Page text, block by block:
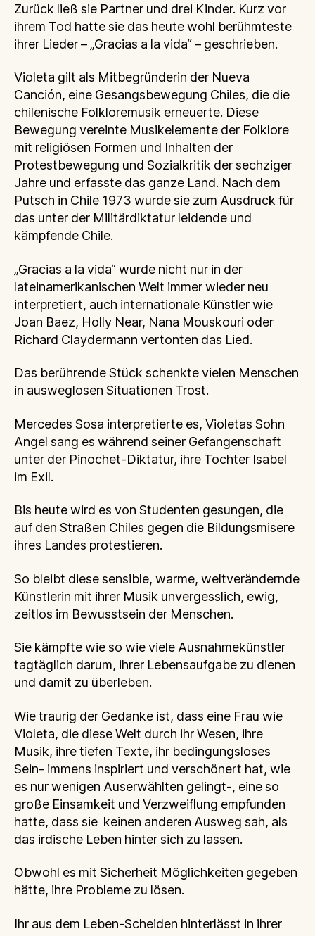
Zurück ließ sie Partner und drei Kinder. Kurz vor
ihrem Tod hatte sie das heute wohl berühmteste
ihrer Lieder – „Gracias a la vida“ – geschrieben.
Violeta gilt als Mitbegründerin der Nueva
Canción, eine Gesangsbewegung Chiles, die die
chilenische Folkloremusik erneuerte. Diese
Bewegung vereinte Musikelemente der Folklore
mit religiösen Formen und Inhalten der
Protestbewegung und Sozialkritik der sechziger
Jahre und erfasste das ganze Land. Nach dem
Putsch in Chile 1973 wurde sie zum Ausdruck für
das unter der Militärdiktatur leidende und
kämpfende Chile.
„Gracias a la vida“ wurde nicht nur in der
lateinamerikanischen Welt immer wieder neu
interpretiert, auch internationale Künstler wie
Joan Baez, Holly Near, Nana Mouskouri oder
Richard Claydermann vertonten das Lied.
Das berührende Stück schenkte vielen Menschen
in ausweglosen Situationen Trost.
Mercedes Sosa interpretierte es, Violetas Sohn
Angel sang es während seiner Gefangenschaft
unter der Pinochet-Diktatur, ihre Tochter Isabel
im Exil.
Bis heute wird es von Studenten gesungen, die
auf den Straßen Chiles gegen die Bildungsmisere
ihres Landes protestieren.
So bleibt diese sensible, warme, weltverändernde
Künstlerin mit ihrer Musik unvergesslich, ewig,
zeitlos im Bewusstsein der Menschen.
Sie kämpfte wie so wie viele Ausnahmekünstler
tagtäglich darum, ihrer Lebensaufgabe zu dienen
und damit zu überleben.
Wie traurig der Gedanke ist, dass eine Frau wie
Violeta, die diese Welt durch ihr Wesen, ihre
Musik, ihre tiefen Texte, ihr bedingungsloses
Sein- immens inspiriert und verschönert hat, wie
es nur wenigen Auserwählten gelingt-, eine so
große Einsamkeit und Verzweiflung empfunden
hatte, dass sie keinen anderen Ausweg sah, als
das irdische Leben hinter sich zu lassen.
Obwohl es mit Sicherheit Möglichkeiten gegeben
hätte, ihre Probleme zu lösen.
Ihr aus dem Leben-Scheiden hinterlässt in ihrer